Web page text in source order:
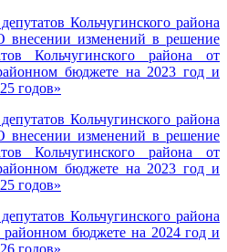
Кольчугинского района
изменений в решение
Кольчугинского района от
бюджете на 2023 год и
годов»
Кольчугинского района
изменений в решение
Кольчугинского района от
бюджете на 2023 год и
годов»
Кольчугинского района
бюджете на 2024 год и
годов»